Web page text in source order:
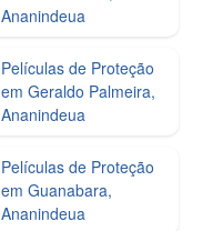
Ananindeua
Películas de Proteção
em Geraldo Palmeira,
Ananindeua
Películas de Proteção
em Guanabara,
Ananindeua